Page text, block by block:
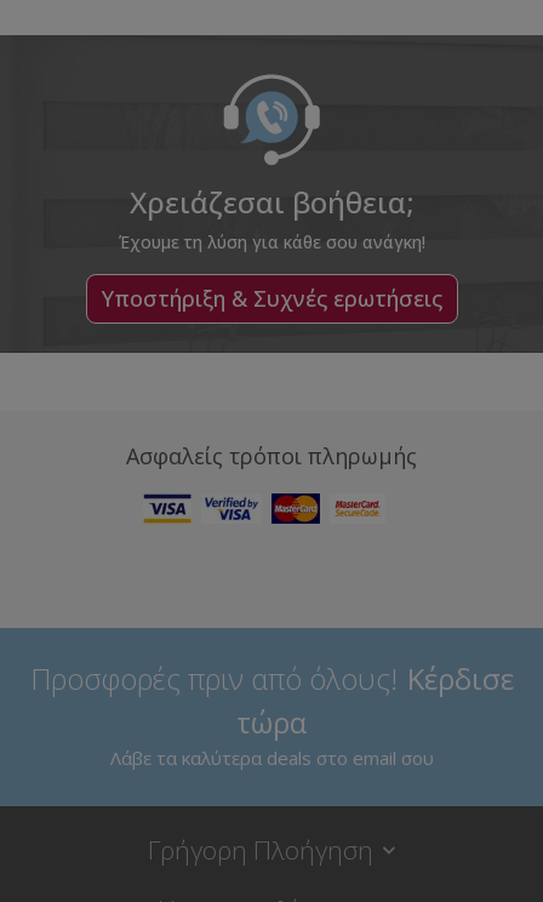
Χρειάζεσαι βοήθεια;
Έχουμε τη λύση για κάθε σου ανάγκη!
Υποστήριξη & Συχνές ερωτήσεις
Ασφαλείς τρόποι πληρωμής
Προσφορές πριν από όλους! Κέρδισε
τώρα
Λάβε τα καλύτερα deals στο email σου
Γρήγορη Πλοήγηση